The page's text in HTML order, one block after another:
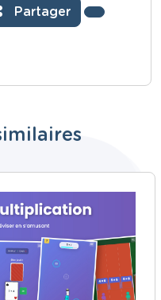
Partager